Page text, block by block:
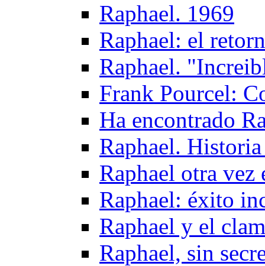
Raphael. 1969
Raphael: el
Raphael.
Frank Pourcel:
Ha encontrado
Raphael.
Raphael otra
Raphael: éxito
Raphael y el
Raphael, sin